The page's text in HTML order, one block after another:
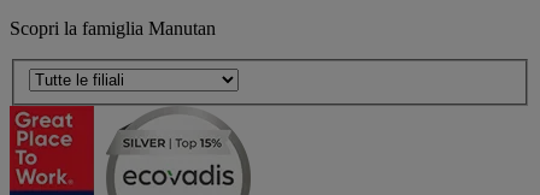
Scopri la famiglia Manutan